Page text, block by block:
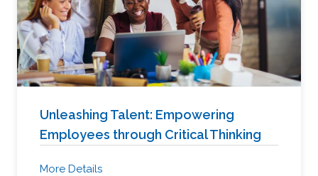
Unleashing Talent: Empowering
Employees through Critical Thinking
More Details